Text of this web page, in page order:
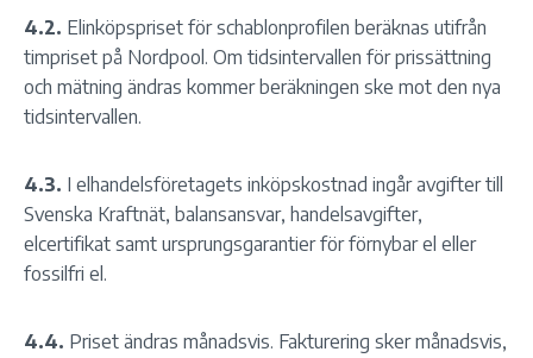
4.2. Elinköpspriset för schablonprofilen beräknas utifrån
timpriset på Nordpool. Om tidsintervallen för prissättning
och mätning ändras kommer beräkningen ske mot den nya
tidsintervallen.
4.3. I elhandelsföretagets inköpskostnad ingår avgifter till
Svenska Kraftnät, balansansvar, handelsavgifter,
elcertifikat samt ursprungsgarantier för förnybar el eller
fossilfri el.
4.4. Priset ändras månadsvis. Fakturering sker månadsvis,